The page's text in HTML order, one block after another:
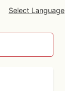
Select Language